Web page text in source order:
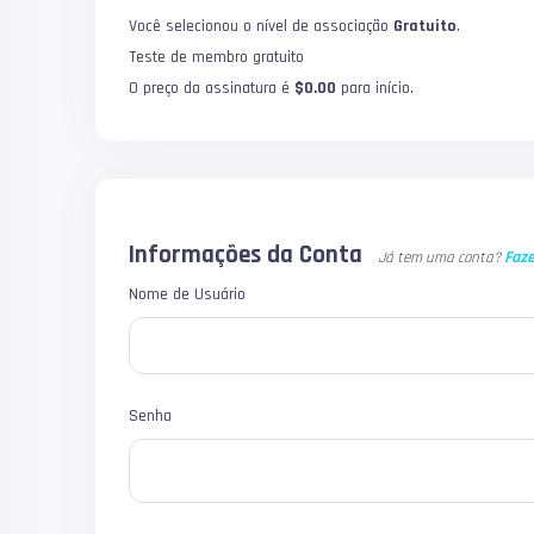
Você selecionou o nível de associação Gratuito.
Teste de membro gratuito
O preço da assinatura é $0.00 para início.
Informações da Conta Já tem uma conta?
Nome de Usuário
Senha